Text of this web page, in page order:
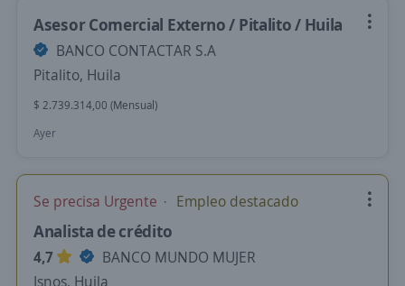
Asesor Comercial Externo / Pitalito / Huila
BANCO CONTACTAR S.A
Pitalito, Huila
$ 2.739.314,00 (Mensual)
Ayer
Se precisa Urgente Empleo destacado
Analista de crédito
4,7
BANCO MUNDO MUJER
Isnos, Huila